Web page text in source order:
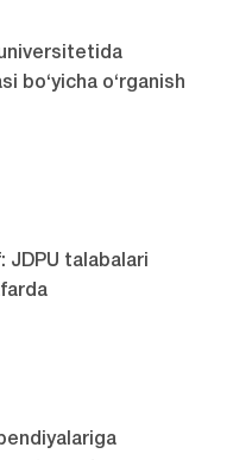
bo‘yicha o‘rganish
JDPU talabalari